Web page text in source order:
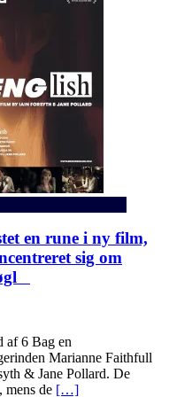
en rune i ny film,
sig om
6 Bag en
Marianne Faithfull
& Jane Pollard. De
mens de […]